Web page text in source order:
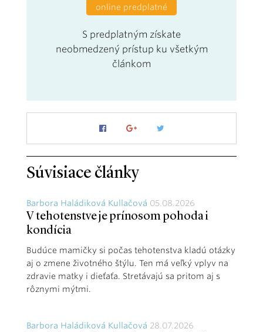
online predplatné
S predplatným získate
neobmedzený prístup ku všetkým
článkom
Súvisiace články
Barbora Haládiková Kullačová 05.08.2026
V tehotenstve je prínosom pohoda i
kondícia
Budúce mamičky si počas tehotenstva kladú otázky
aj o zmene životného štýlu. Ten má veľký vplyv na
zdravie matky i dieťaťa. Stretávajú sa pritom aj s
rôznymi mýtmi.
Barbora Haládiková Kullačová 28.07.2026